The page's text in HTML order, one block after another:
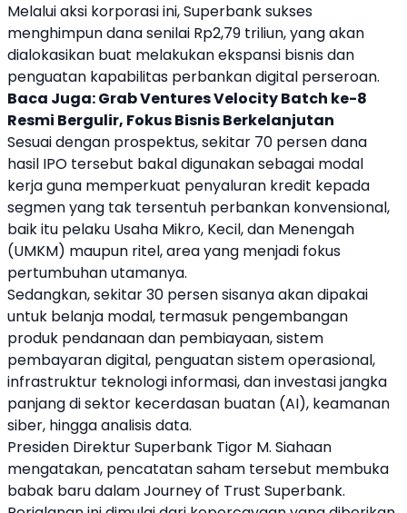
Melalui aksi korporasi ini,Superbanksukses
menghimpun dana senilai Rp2,79 triliun, yang akan
dialokasikan buat melakukan ekspansi bisnis dan
penguatan kapabilitas perbankan digital perseroan.
Baca Juga:Grab Ventures Velocity Batch ke-8
Resmi Bergulir, Fokus Bisnis Berkelanjutan
Sesuai dengan prospektus, sekitar 70 persen dana
hasil IPO tersebut bakal digunakan sebagai modal
kerja guna memperkuat penyaluran kredit kepada
segmen yang tak tersentuh perbankan konvensional,
baik itu pelaku Usaha Mikro, Kecil, dan Menengah
(UMKM) maupun ritel, area yang menjadi fokus
pertumbuhan utamanya.
Sedangkan, sekitar 30 persen sisanya akan dipakai
untuk belanja modal, termasuk pengembangan
produk pendanaan dan pembiayaan, sistem
pembayaran digital, penguatan sistem operasional,
infrastruktur teknologi informasi, dan investasi jangka
panjang di sektor kecerdasan buatan (AI), keamanan
siber, hingga analisis data.
Presiden DirekturSuperbank Tigor M. Siahaan
mengatakan, pencatatansaham tersebut membuka
babak baru dalam Journey of Trust Superbank.